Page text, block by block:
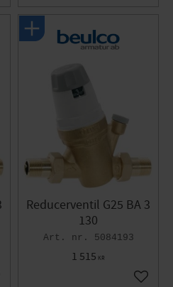
till i favoriter
Reducerventil G25 BA 3
130
5084193
1 515 KR
Lägg